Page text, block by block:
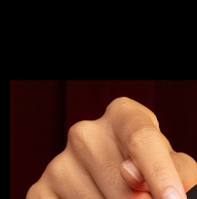
Birleşik Krallık
Amerika Birleşik
Devletleri
Özbekistan